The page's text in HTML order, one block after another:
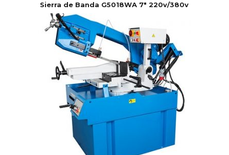
Sierra de Banda G5018WA 7″ 220v/380v